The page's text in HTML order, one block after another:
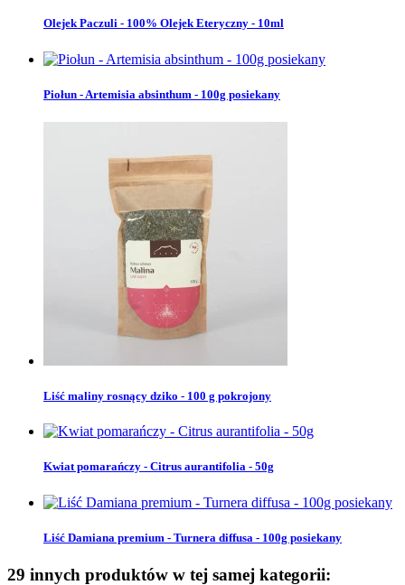
Olejek Paczuli - 100% Olejek Eteryczny - 10ml
Piołun - Artemisia absinthum - 100g posiekany
Liść maliny rosnący dziko - 100 g pokrojony
Kwiat pomarańczy - Citrus aurantifolia - 50g
Liść Damiana premium - Turnera diffusa - 100g posiekany
29 innych produktów w tej samej kategorii: